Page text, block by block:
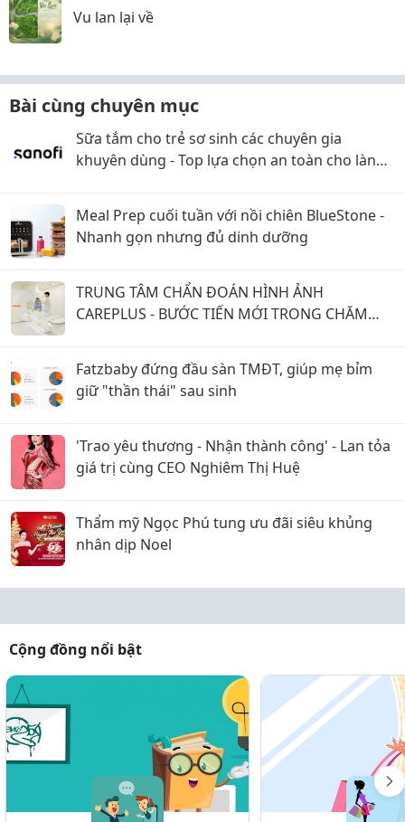
Vu lan lại về
Bài cùng chuyên mục
Sữa tắm cho trẻ sơ sinh các chuyên gia
khuyên dùng - Top lựa chọn an toàn cho làn
Meal Prep cuối tuần với nồi chiên BlueStone -
Nhanh gọn nhưng đủ dinh dưỡng
TRUNG TÂM CHẨN ĐOÁN HÌNH ẢNH
CAREPLUS - BƯỚC TIẾN MỚI TRONG CHĂM
Fatzbaby đứng đầu sàn TMĐT, giúp mẹ bỉm
giữ "thần thái" sau sinh
'Trao yêu thương - Nhận thành công' - Lan tỏa
giá trị cùng CEO Nghiêm Thị Huệ
Thẩm mỹ Ngọc Phú tung ưu đãi siêu khủng
nhân dịp Noel
Cộng đồng nổi bật